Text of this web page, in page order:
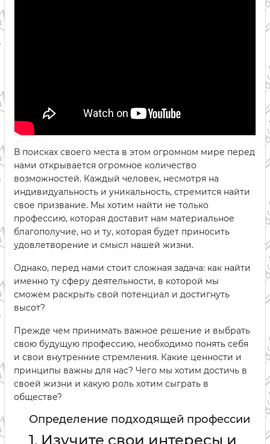
В поисках своего места в этом огромном мире перед
нами открывается огромное количество
возможностей. Каждый человек, несмотря на
индивидуальность и уникальность, стремится найти
свое призвание. Мы хотим найти не только
профессию, которая доставит нам материальное
благополучие, но и ту, которая будет приносить
удовлетворение и смысл нашей жизни.
Однако, перед нами стоит сложная задача: как найти
именно ту сферу деятельности, в которой мы
сможем раскрыть свой потенциал и достигнуть
высот?
Прежде чем принимать важное решение и выбрать
свою будущую профессию, необходимо понять себя
и свои внутренние стремления. Какие ценности и
принципы важны для нас? Чего мы хотим достичь в
своей жизни и какую роль хотим сыграть в
обществе?
Определение подходящей профессии
1. Изучите свои интересы и